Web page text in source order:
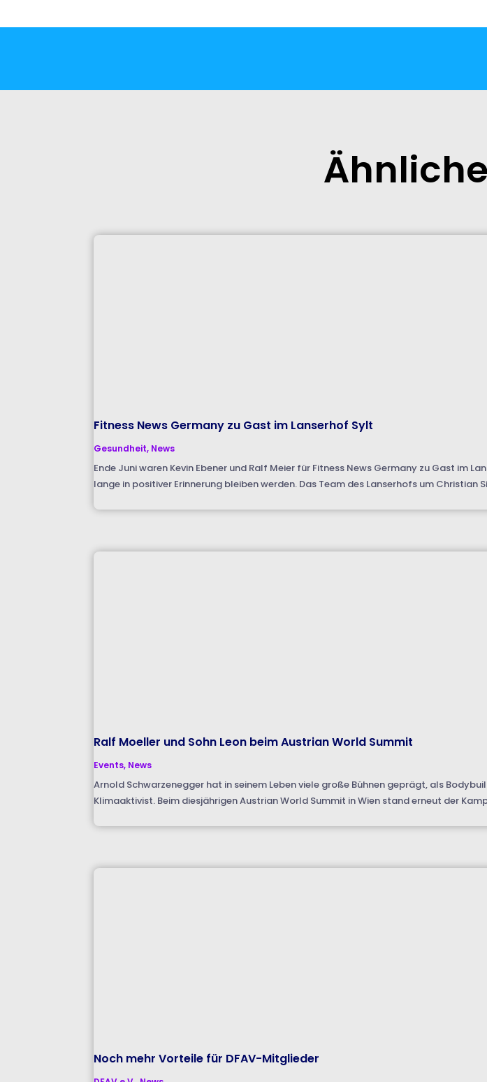
Fitness News Germany zu Gast im Lanserhof Sylt
Gesundheit, News
Ende Juni waren Kevin Ebener und Ralf Meier für Fitness News Germany zu Gast im
lange in positiver Erinnerung bleiben werden. Das Team des Lanserhofs um Christian
Ralf Moeller und Sohn Leon beim Austrian World Summit
Events, News
Arnold Schwarzenegger hat in seinem Leben viele große Bühnen geprägt, als
Klimaaktivist. Beim diesjährigen Austrian World Summit in Wien stand erneut der
Noch mehr Vorteile für DFAV-Mitglieder